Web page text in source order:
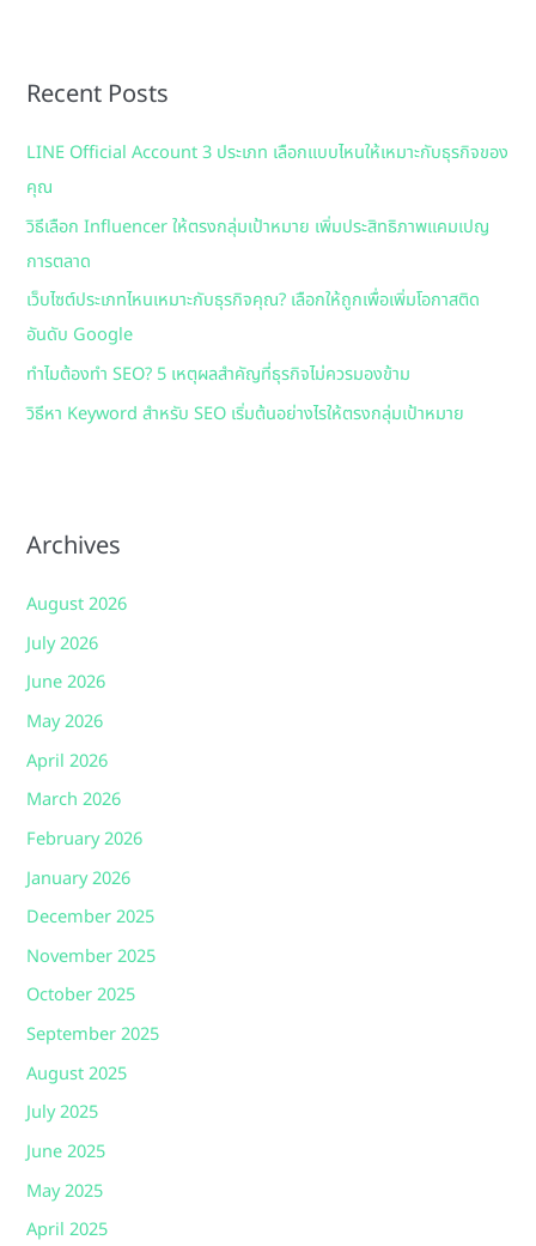
c
f
o
r
:
Recent Posts
LINE Official Account 3 ประเภท เลือกแบบไหนให้เหมาะกับธุรกิจของ
คุณ
วิธีเลือก Influencer ให้ตรงกลุ่มเป้าหมาย เพิ่มประสิทธิภาพแคมเปญ
การตลาด
เว็บไซต์ประเภทไหนเหมาะกับธุรกิจคุณ? เลือกให้ถูกเพื่อเพิ่มโอกาสติด
อันดับ Google
ทำไมต้องทำ SEO? 5 เหตุผลสำคัญที่ธุรกิจไม่ควรมองข้าม
วิธีหา Keyword สำหรับ SEO เริ่มต้นอย่างไรให้ตรงกลุ่มเป้าหมาย
Archives
August 2026
July 2026
June 2026
May 2026
April 2026
March 2026
February 2026
January 2026
December 2025
November 2025
October 2025
September 2025
August 2025
July 2025
June 2025
May 2025
April 2025